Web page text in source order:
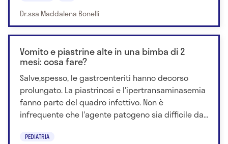
Dr.ssa Maddalena Bonelli
Vomito e piastrine alte in una bimba di 2
mesi: cosa fare?
Salve,spesso, le gastroenteriti hanno decorso
prolungato. La piastrinosi e l'ipertransaminasemia
fanno parte del quadro infettivo. Non è
infrequente che l'agente patogeno sia difficile da...
PEDIATRIA